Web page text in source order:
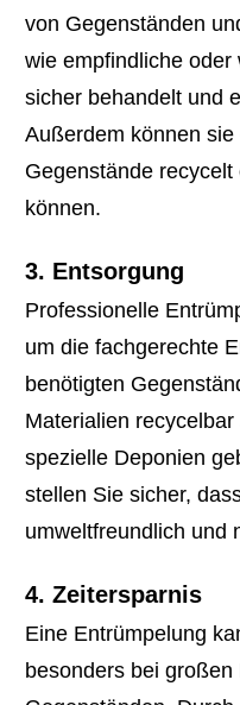
von Gegenständen
wie empfindliche
sicher behandelt und
Außerdem können
Gegenstände
können.
3. Entsorgung
Professionelle
um die fachgerechte
benötigten
Materialien
spezielle Deponien
stellen Sie sicher,
umweltfreundlich und
4. Zeitersparnis
Eine Entrümpelung
besonders bei großen